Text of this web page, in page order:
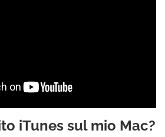
iTunes sul mio Mac?